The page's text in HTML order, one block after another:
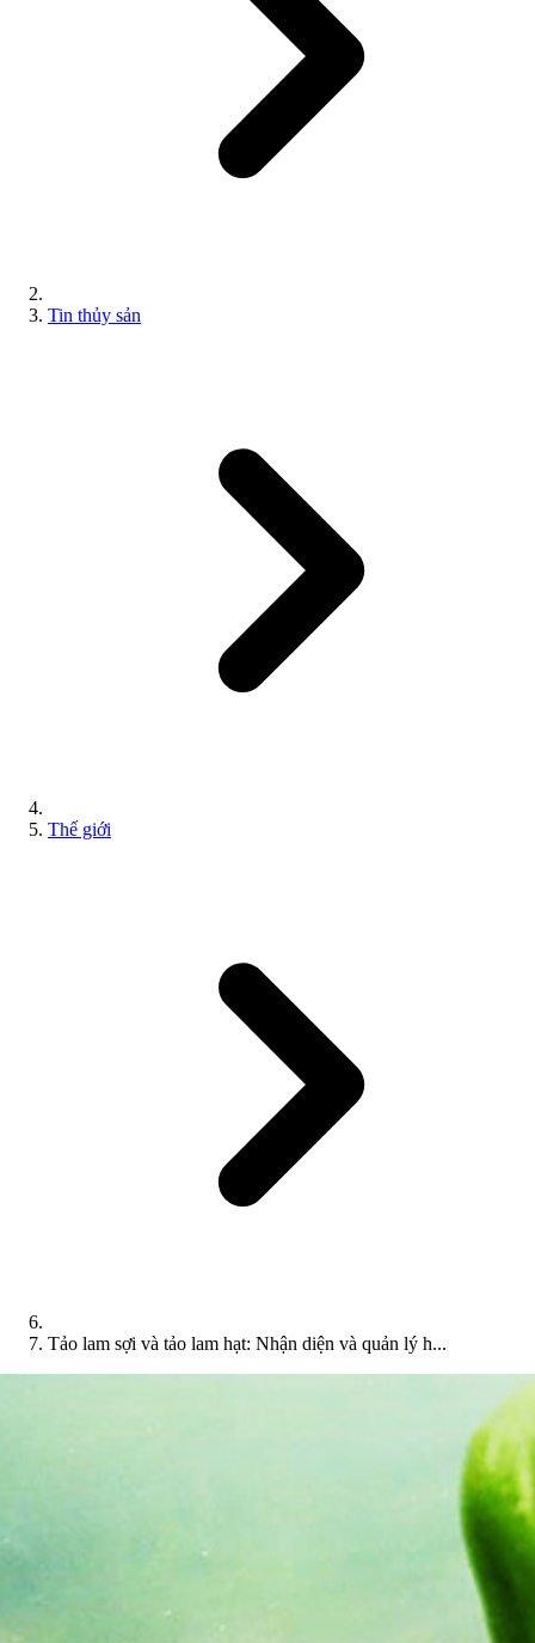
Tin thủy sản
Thế giới
Tảo lam sợi và tảo lam hạt: Nhận diện và quản lý h...